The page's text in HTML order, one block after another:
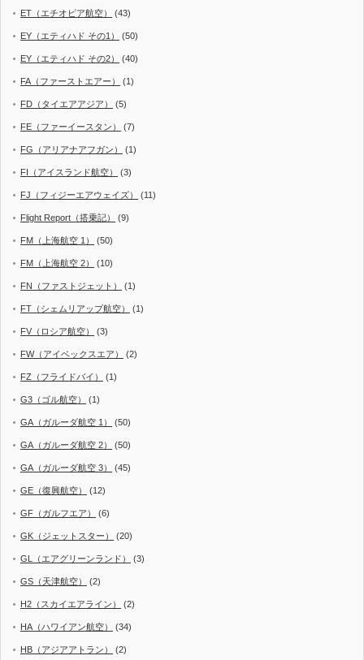
ET（エチオピア航空） (43)
EY（エティハド その1） (50)
EY（エティハド その2） (40)
FA（ファーストエアー） (1)
FD（タイエアアジア） (5)
FE（ファーイースタン） (7)
FG（アリアナアフガン） (1)
FI（アイスランド航空） (3)
FJ（フィジーエアウェイズ） (11)
Flight Report（搭乗記） (9)
FM（上海航空 1） (50)
FM（上海航空 2） (10)
FN（ファストジェット） (1)
FT（シェムリアップ航空） (1)
FV（ロシア航空） (3)
FW（アイベックスエア） (2)
FZ（フライドバイ） (1)
G3（ゴル航空） (1)
GA（ガルーダ航空 1） (50)
GA（ガルーダ航空 2） (50)
GA（ガルーダ航空 3） (45)
GE（復興航空） (12)
GF（ガルフエア） (6)
GK（ジェットスター） (20)
GL（エアグリーンランド） (3)
GS（天津航空） (2)
H2（スカイエアライン） (2)
HA（ハワイアン航空） (34)
HB（アジアアトラン） (2)